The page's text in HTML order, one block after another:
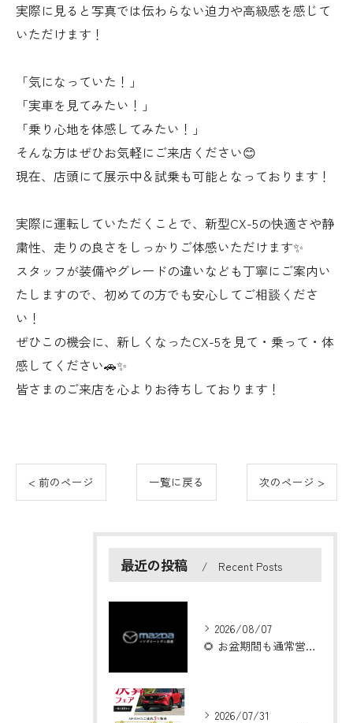
実際に見ると写真では伝わらない迫力や高級感を感じて
いただけます！
「気になっていた！」
「実車を見てみたい！」
「乗り心地を体感してみたい！」
そんな方はぜひお気軽にご来店ください😊
現在、店頭にて展示中＆試乗も可能となっております！
実際に運転していただくことで、新型CX-5の快適さや静
粛性、走りの良さをしっかりご体感いただけます✨
スタッフが装備やグレードの違いなども丁寧にご案内い
たしますので、初めての方でも安心してご相談くださ
い！
ぜひこの機会に、新しくなったCX-5を見て・乗って・体
感してください🚗✨
皆さまのご来店を心よりお待ちしております！
< 前のページ 一覧に戻る 次のページ >
最近の投稿 Recent Posts
2026/08/07
🌻 お盆期間も通常営業いたします！ 🌻
2026/07/31